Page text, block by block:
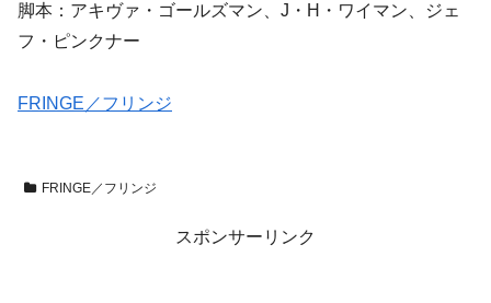
脚本：アキヴァ・ゴールズマン、J・H・ワイマン、ジェ
フ・ピンクナー
FRINGE／フリンジ
FRINGE／フリンジ
スポンサーリンク